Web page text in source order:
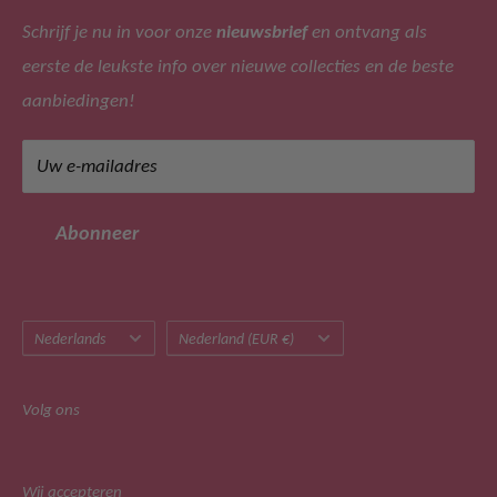
Adres: Leijsenhoek 47, 4901 ER Oosterhout (geen
bezoekadres)
Tel: +31 (0)162 471266
Mail: klantenservice@merkmeisjeskleding.nl
BTW-nummer: NL822514680B01
Veelgestelde vragen
Privacy beleid
Retourbeleid
Algemene voorwaarden
Klachtenregeling
Schrijf je nu in voor onzenieuwsbriefen ontvang als
eerste de leukste info over nieuwe collecties en de beste
aanbiedingen!
Uw e-mailadres
Abonneer
Taal
Nederlands Land/regio
Nederland (EUR €)
Volg ons
Wij accepteren